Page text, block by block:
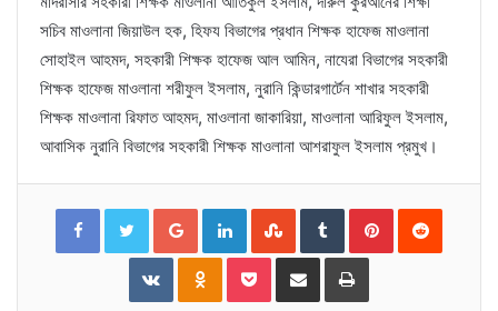
সচিব মাওলানা জিয়াউল হক, হিফয বিভাগের প্রধান শিক্ষক হাফেজ মাওলানা
সোহাইল আহমদ, সহকারী শিক্ষক হাফেজ আল আমিন, নাযেরা বিভাগের সহকারী
শিক্ষক হাফেজ মাওলানা শরীফুল ইসলাম, নুরানি কিন্ডারগার্টেন শাখার সহকারী
শিক্ষক মাওলানা রিফাত আহমদ, মাওলানা জাকারিয়া, মাওলানা আরিফুল ইসলাম,
আবাসিক নুরানি বিভাগের সহকারী শিক্ষক মাওলানা আশরাফুল ইসলাম প্রমুখ।
FacebookTwitterGoogle+LinkedInStumbleUpon
TumblrPinterestReddit
VKontakteOdnoklassniki
PocketShare
Email
Print